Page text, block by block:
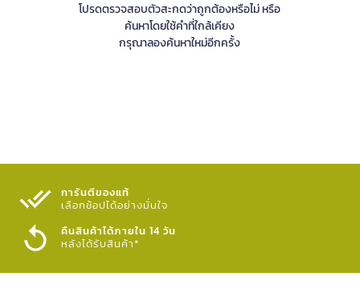
โปรดตรวจสอบตัวสะกดว่าถูกต้องหรือไม่ หรือ
ค้นหาโดยใช้คำที่ใกล้เคียง
กรุณาลองค้นหาใหม่อีกครั้ง
การันตีของแท้
เลือกช้อปได้อย่างมั่นใจ​
คืนสินค้าได้ภายใน 14 วัน
หลังได้รับสินค้า*